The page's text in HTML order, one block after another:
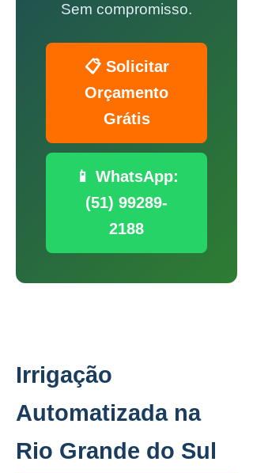
Sem compromisso.
📋 Solicitar
Orçamento
Grátis
📱 WhatsApp:
(51) 99289-
2188
Irrigação
Automatizada na
Rio Grande do Sul